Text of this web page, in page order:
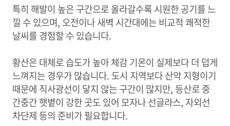
특히 해발이 높은 구간으로 올라갈수록 시원한 공기를 느
낄 수 있으며, 오전이나 새벽 시간대에는 비교적 쾌적한
날씨를 경험할 수 있습니다.
황산은 대체로 습도가 높아 체감 기온이 실제보다 더 덥게
느껴지는 경우가 많습니다. 도시 지역보다 산악 지형이기
때문에 직사광선이 닿지 않는 구간이 많지만, 등산로 중
간중간 햇볕이 강한 곳도 있어 모자나 선글라스, 자외선
차단제 등의 준비가 필요합니다.